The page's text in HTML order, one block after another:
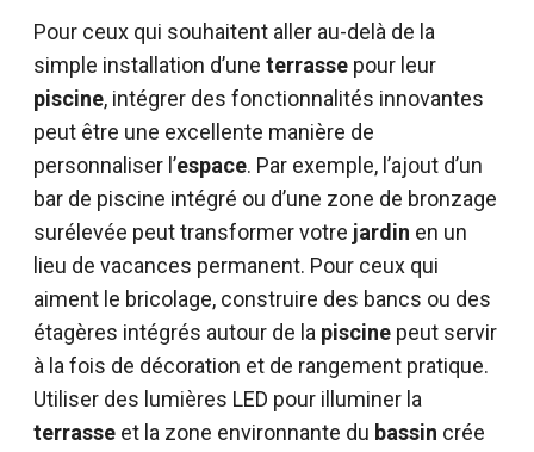
Pour ceux qui souhaitent aller au-delà de la
simple installation d’une terrasse pour leur
piscine, intégrer des fonctionnalités innovantes
peut être une excellente manière de
personnaliser l’espace. Par exemple, l’ajout d’un
bar de piscine intégré ou d’une zone de bronzage
surélevée peut transformer votre jardin en un
lieu de vacances permanent. Pour ceux qui
aiment le bricolage, construire des bancs ou des
étagères intégrés autour de la piscine peut servir
à la fois de décoration et de rangement pratique.
Utiliser des lumières LED pour illuminer la
terrasse et la zone environnante du bassin crée